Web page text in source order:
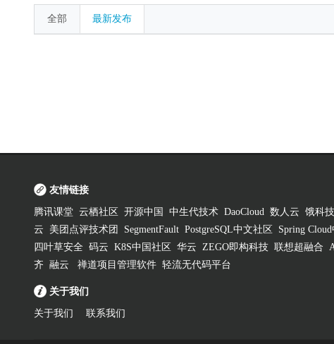
全部 最新发布
友情链接
腾讯课堂 云栖社区 开源中国 中生代技术 DaoCloud 数人云 饿科技
云
美团点评技术团 SegmentFault PostgreSQL中文社区 Spring
四叶草安全 码云 K8S中国社区 华云 ZEGO即构科技 联想超融合
齐 融云 禅道项目管理软件 轻流无代码平台
关于我们
关于我们 联系我们